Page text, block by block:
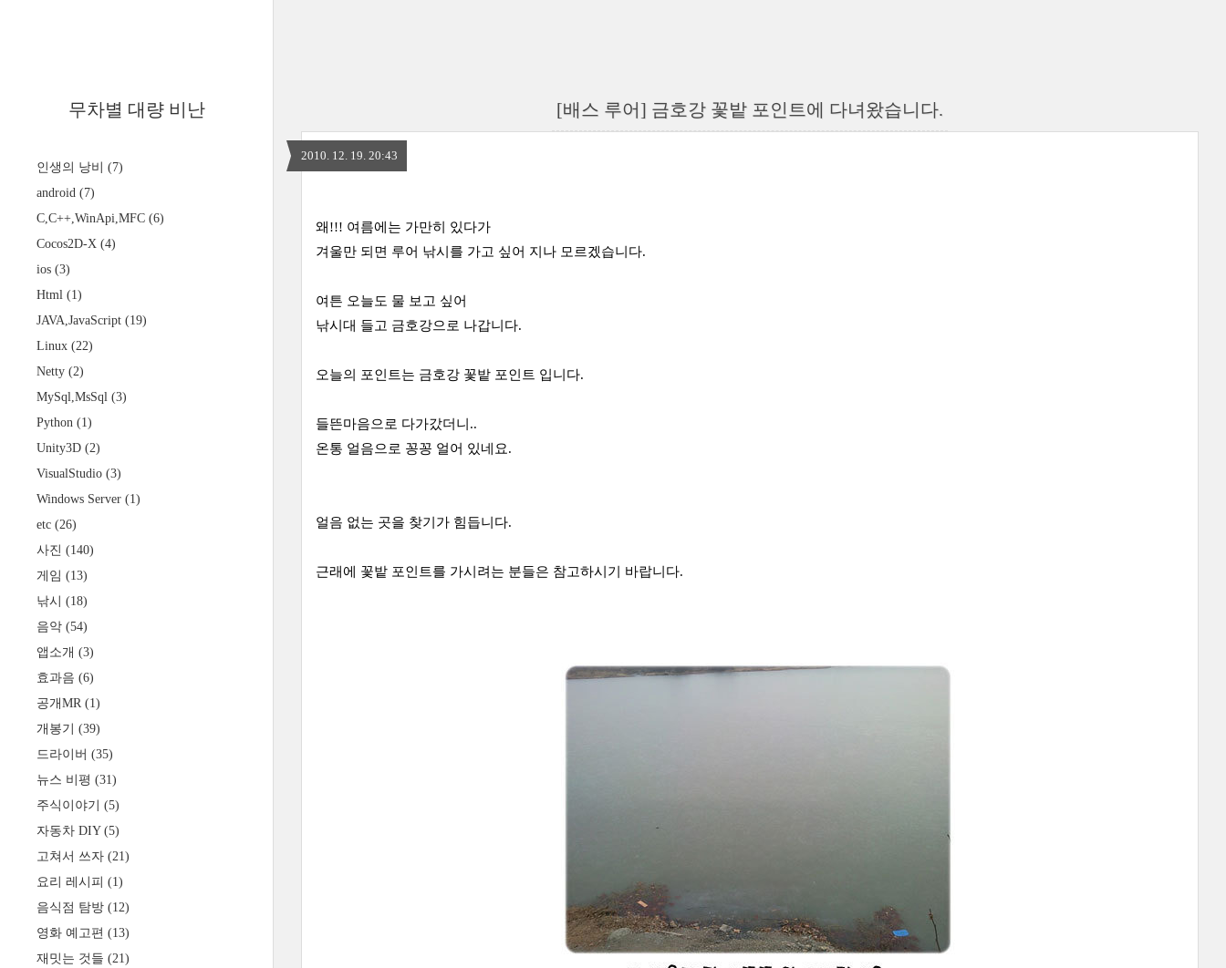
무차별 대량 비난
인생의 낭비 (7)
android (7)
C,C++,WinApi,MFC (6)
Cocos2D-X (4)
ios (3)
Html (1)
JAVA,JavaScript (19)
Linux (22)
Netty (2)
MySql,MsSql (3)
Python (1)
Unity3D (2)
VisualStudio (3)
Windows Server (1)
etc (26)
사진 (140)
게임 (13)
낚시 (18)
음악 (54)
앱소개 (3)
효과음 (6)
공개MR (1)
개봉기 (39)
드라이버 (35)
뉴스 비평 (31)
주식이야기 (5)
자동차 DIY (5)
고쳐서 쓰자 (21)
요리 레시피 (1)
음식점 탐방 (12)
영화 예고편 (13)
재밋는 것들 (21)
[배스 루어] 금호강 꽃밭 포인트에 다녀왔습니다.
2010. 12. 19. 20:43
왜!!! 여름에는 가만히 있다가
겨울만 되면 루어 낚시를 가고 싶어 지나 모르겠습니다.
여튼 오늘도 물 보고 싶어
낚시대 들고 금호강으로 나갑니다.
오늘의 포인트는 금호강 꽃밭 포인트 입니다.
들뜬마음으로 다가갔더니..
온통 얼음으로 꽁꽁 얼어 있네요.
얼음 없는 곳을 찾기가 힘듭니다.
근래에 꽃밭 포인트를 가시려는 분들은 참고하시기 바랍니다.